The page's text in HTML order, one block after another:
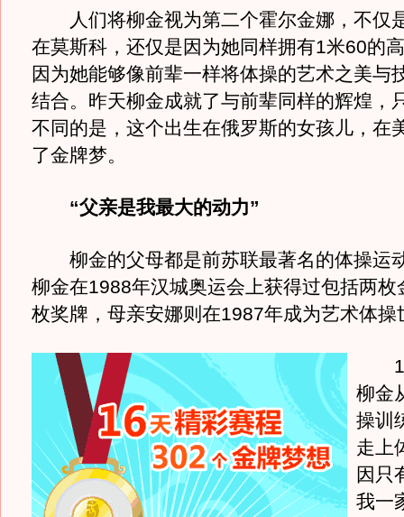
人们将柳金视为第二个霍尔金娜，不仅
在莫斯科，还仅是因为她同样拥有1米60的
因为她能够像前辈一样将体操的艺术之美与
结合。昨天柳金成就了与前辈同样的辉煌，
不同的是，这个出生在俄罗斯的女孩儿，在
了金牌梦。
“父亲是我最大的动力”
柳金的父母都是前苏联最著名的体操运
柳金在1988年汉城奥运会上获得过包括两枚
枚奖牌，母亲安娜则在1987年成为艺术体操
柳金
操训
走上
因只
我一